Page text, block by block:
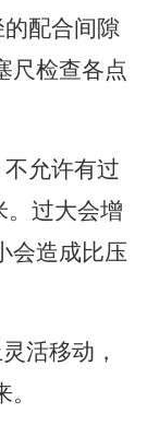
的配合间隙
尺检查各点
允许有过
。过大会增
会造成比压
活移动，